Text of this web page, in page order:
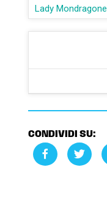
Lady Mondragone
CONDIVIDI SU: